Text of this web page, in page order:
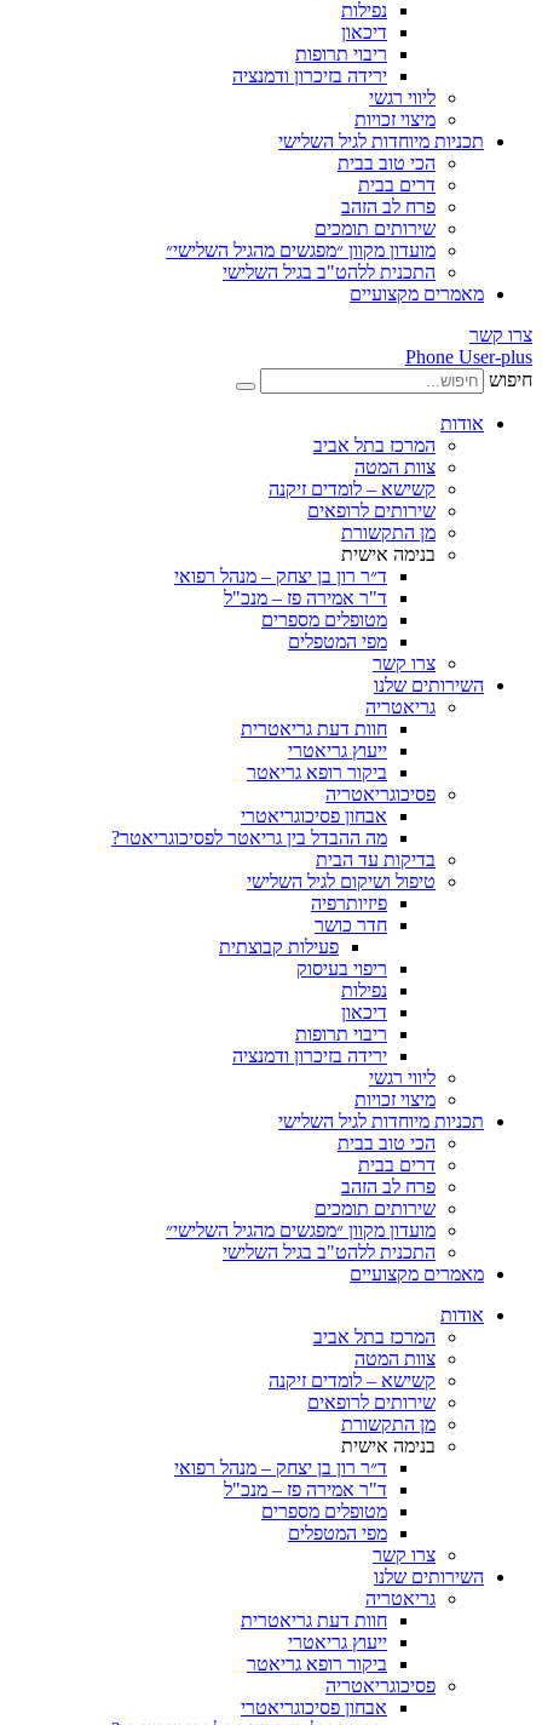
ריבוי תרופות
ירידה בזיכרון ודמנציה
מיצוי זכויות
מיוחדות לגיל השלישי
הכי טוב בבית
דרים בבית
פרח לב הזהב
שירותים תומכים
מועדון מקוון ״מפגשים מהגיל השלישי״
התכנית ללהט"ב בגיל השלישי
מקצועיים
Phone
המרכז בתל אביב
צוות המטה
קשישא – לומדים זיקנה
שירותים לרופאים
מן התקשורת
בנימה אישית
ד״ר רון בן יצחק – מנהל רפואי
ד"ר אמירה פז – מנכ"ל
מטופלים מספרים
מפי המטפלים
שלנו
גריאטריה
חוות דעת גריאטרית
ייעוץ גריאטרי
ביקור רופא גריאטר
פסיכוגריאטריה
אבחון פסיכוגריאטרי
מה ההבדל בין גריאטר לפסיכוגריאטר?
בדיקות עד הבית
טיפול ושיקום לגיל השלישי
פיזיותרפיה
חדר כושר
פעילות קבוצתית
ריפוי בעיסוק
ריבוי תרופות
ירידה בזיכרון ודמנציה
מיצוי זכויות
מיוחדות לגיל השלישי
הכי טוב בבית
דרים בבית
פרח לב הזהב
שירותים תומכים
מועדון מקוון ״מפגשים מהגיל השלישי״
התכנית ללהט"ב בגיל השלישי
מקצועיים
המרכז בתל אביב
צוות המטה
קשישא – לומדים זיקנה
שירותים לרופאים
מן התקשורת
בנימה אישית
ד״ר רון בן יצחק – מנהל רפואי
ד"ר אמירה פז – מנכ"ל
מטופלים מספרים
מפי המטפלים
שלנו
גריאטריה
חוות דעת גריאטרית
ייעוץ גריאטרי
ביקור רופא גריאטר
פסיכוגריאטריה
אבחון פסיכוגריאטרי